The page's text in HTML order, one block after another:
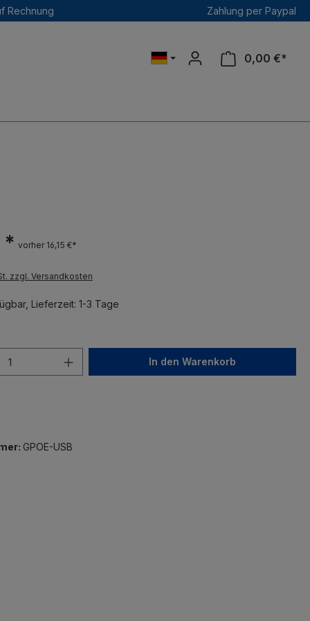
Rechnung Zahlung per Paypal
0,00 €*
* vorher 16,15 €*
zzgl. Versandkosten
Lieferzeit: 1-3 Tage
In den Warenkorb
GPOE-USB